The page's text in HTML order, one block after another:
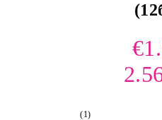
(1)